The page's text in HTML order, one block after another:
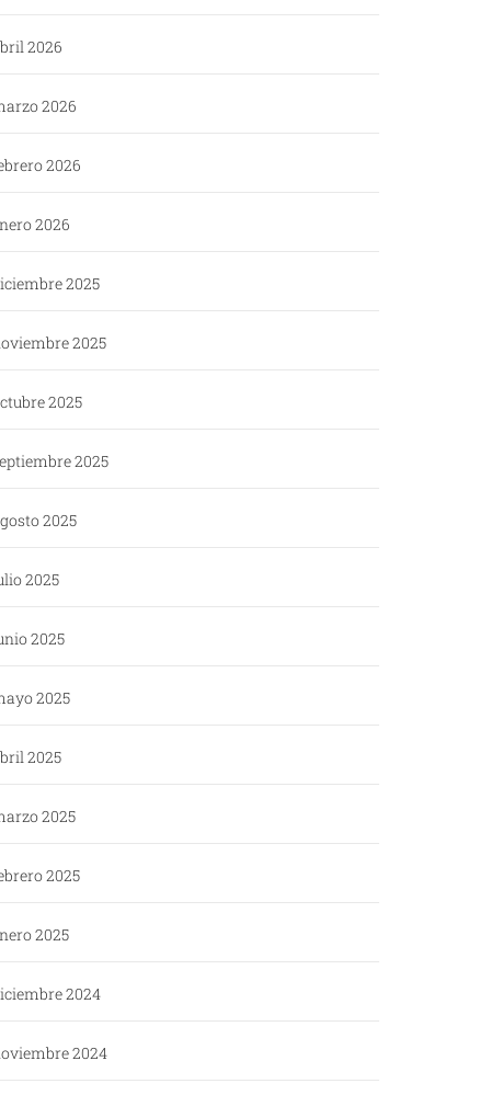
2026
2026
2026
2026
2025
2025
2025
2025
2025
2025
2025
2025
2025
2025
2025
2025
2024
2024